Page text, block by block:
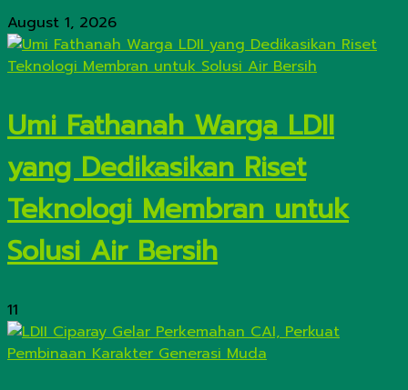
August 1, 2026
Umi Fathanah Warga LDII
yang Dedikasikan Riset
Teknologi Membran untuk
Solusi Air Bersih
11